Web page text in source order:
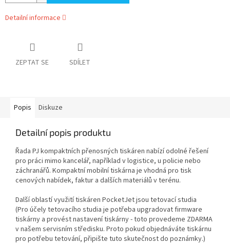
Detailní informace
ZEPTAT SE SDÍLET
Popis Diskuze
Detailní popis produktu
Řada PJ kompaktních přenosných tiskáren nabízí odolné řešení
pro práci mimo kancelář, například v logistice, u policie nebo
záchranářů. Kompaktní mobilní tiskárna je vhodná pro tisk
cenových nabídek, faktur a dalších materiálů v terénu.
Další oblastí využití tiskáren PocketJet jsou tetovací studia
(Pro účely tetovacího studia je potřeba upgradovat firmware
tiskárny a provést nastavení tiskárny - toto provedeme ZDARMA
v našem servisním středisku. Proto pokud objednáváte tiskárnu
pro potřebu tetování, připište tuto skutečnost do poznámky.)